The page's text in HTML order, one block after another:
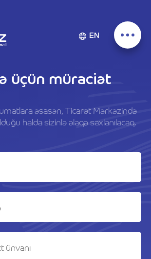
EN
üçün müraciət
əsasən, Ticarət Mərkəzində
halda sizinlə əlaqə saxlanılacaq.